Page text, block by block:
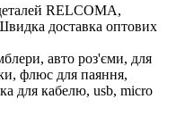
RELCOMA,
доставка оптових
авто роз'єми, для
флюс для паяння,
для кабелю, usb, micro